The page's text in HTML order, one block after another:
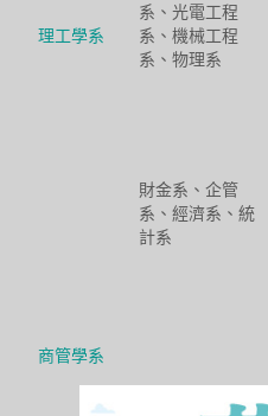
理工學系
系、光電工程
系、機械工程
系、物理系
商管學系
財金系、企管
系、經濟系、統
計系